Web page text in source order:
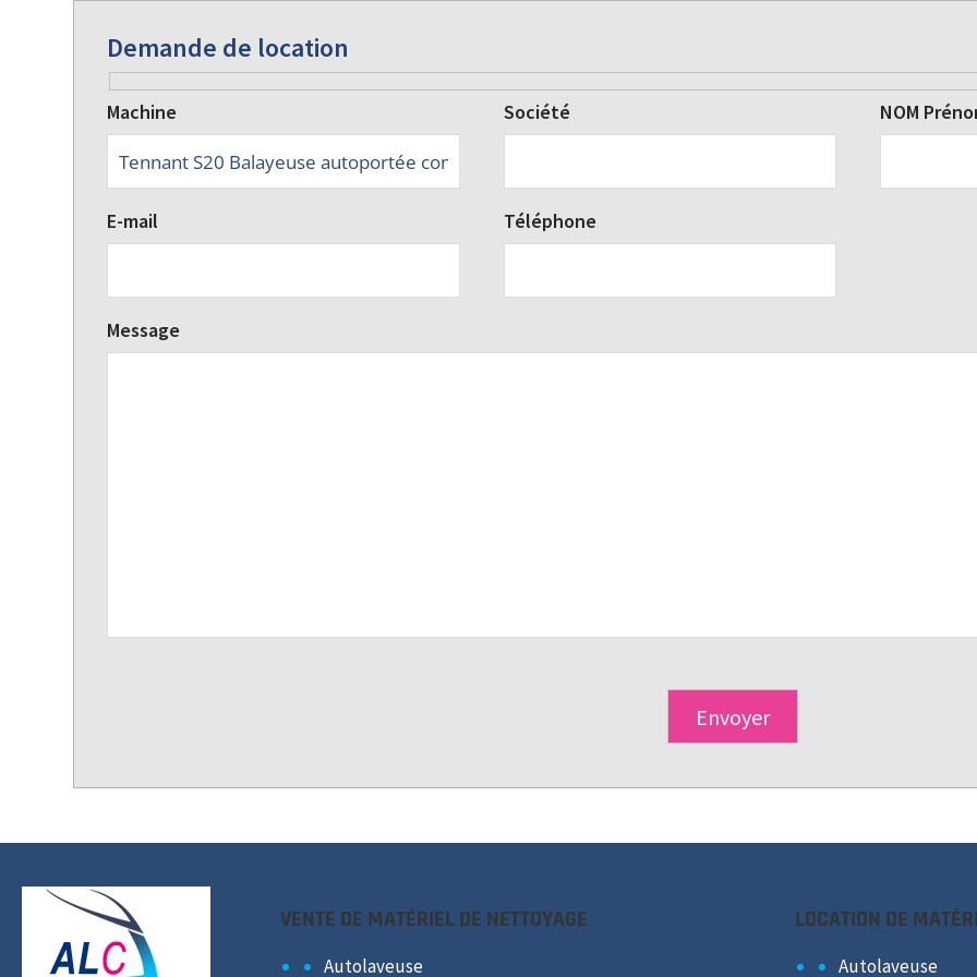
Demande de location
Machine Société NOM
E-mail Téléphone
Message
VENTE DE MATÉRIEL DE NETTOYAGE
Autolaveuse
LOCATION DE
Autolaveuse